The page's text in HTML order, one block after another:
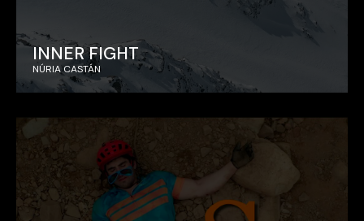
INNER FIGHT
NÚRIA CASTÁN